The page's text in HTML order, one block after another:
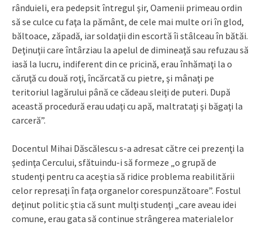
rânduieli, era pedepsit întregul şir, Oamenii primeau ordin
să se culce cu faţa la pământ, de cele mai multe ori în glod,
băltoace, zăpadă, iar soldaţii din escortă îi stâlceau în bătăi.
Deţinuţii care întârziau la apelul de dimineaţă sau refuzau să
iasă la lucru, indiferent din ce pricină, erau înhămaţi la o
căruţă cu două roţi, încărcată cu pietre, şi mânaţi pe
teritoriul lagărului până ce cădeau sleiţi de puteri. După
această procedură erau udaţi cu apă, maltrataţi şi băgaţi la
carceră”.
Docentul Mihai Dăscălescu s-a adresat către cei prezenţi la
şedinţa Cercului, sfătuindu-i să formeze „o grupă de
studenţi pentru ca aceştia să ridice problema reabilitării
celor represaţi în faţa organelor corespunzătoare”. Fostul
deţinut politic ştia că sunt mulţi studenţi „care aveau idei
comune, erau gata să continue strângerea materialelor